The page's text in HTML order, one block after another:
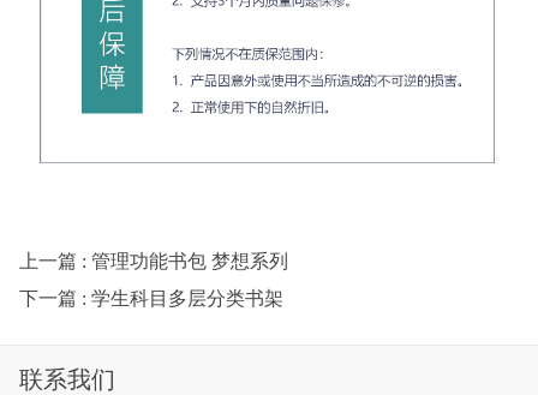
上一篇 : 管理功能书包 梦想系列
下一篇 : 学生科目多层分类书架
联系我们